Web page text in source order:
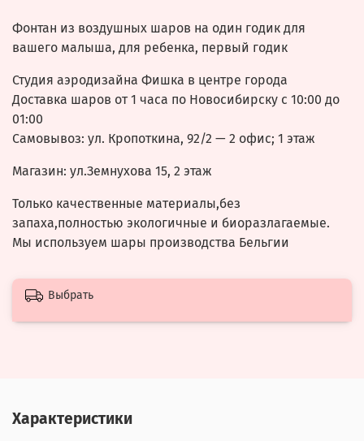
Фонтан из воздушных шаров на один годик для
вашего малыша, для ребенка, первый годик
Студия аэродизайна Фишка в центре города
Доставка шаров от 1 часа по Новосибирску с 10:00 до
01:00
Самовывоз: ул. Кропоткина, 92/2 — 2 офис; 1 этаж
Магазин: ул.Земнухова 15, 2 этаж
Только качественные материалы,без
запаха,полностью экологичные и биоразлагаемые.
Мы используем шары производства Бельгии
Выбрать
Характеристики